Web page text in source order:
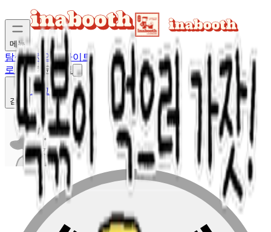
메뉴
탐색매치업인사이트
로그인회원가입
검색
로그인